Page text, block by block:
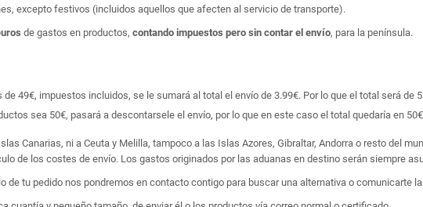
excepto festivos (incluidos aquellos que afecten al servicio de transporte).
de gastos en productos, contando impuestos pero sin contar el envío, para la península.
49€, impuestos incluidos, se le sumará al total el envío de 3.99€. Por lo que el total será de
sea 50€, pasará a descontarsele el envío, por lo que en este caso el total quedaría en
Canarias, ni a Ceuta y Melilla, tampoco a las Islas Azores, Gibraltar, Andorra o resto del
de los costes de envío. Los gastos originados por las aduanas en destino serán siempre
de tu pedido nos pondremos en contacto contigo para buscar una alternativa o comunicarte